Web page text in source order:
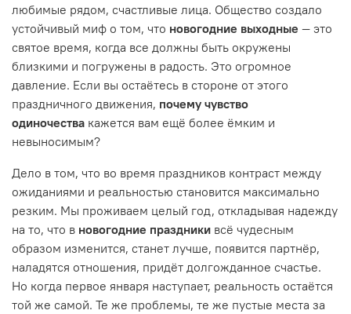
любимые рядом, счастливые лица. Общество создало
устойчивый миф о том, что новогодние выходные — это
святое время, когда все должны быть окружены
близкими и погружены в радость. Это огромное
давление. Если вы остаётесь в стороне от этого
праздничного движения, почему чувство
одиночества кажется вам ещё более ёмким и
невыносимым?
Дело в том, что во время праздников контраст между
ожиданиями и реальностью становится максимально
резким. Мы проживаем целый год, откладывая надежду
на то, что в новогодние праздники всё чудесным
образом изменится, станет лучше, появится партнёр,
наладятся отношения, придёт долгожданное счастье.
Но когда первое января наступает, реальность остаётся
той же самой. Те же проблемы, те же пустые места за